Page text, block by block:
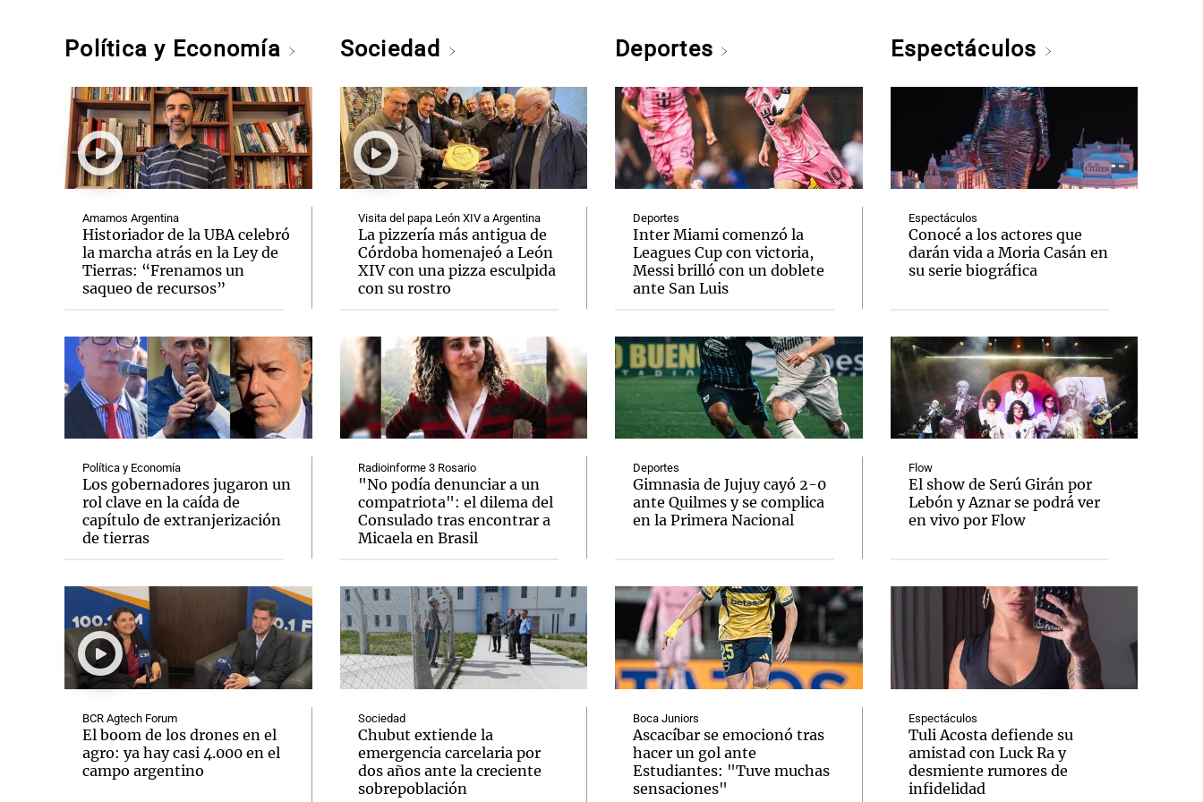
Política y Economía
Amamos Argentina
Historiador de la UBA celebró
la marcha atrás en la Ley de
Tierras: “Frenamos un
saqueo de recursos”
Política y Economía
Los gobernadores jugaron un
rol clave en la caída de
capítulo de extranjerización
de tierras
BCR Agtech Forum
El boom de los drones en el
agro: ya hay casi 4.000 en el
campo argentino
Sociedad
Visita del papa León XIV a Argentina
La pizzería más antigua de
Córdoba homenajeó a León
XIV con una pizza esculpida
con su rostro
Radioinforme 3 Rosario
"No podía denunciar a un
compatriota": el dilema del
Consulado tras encontrar a
Micaela en Brasil
Sociedad
Chubut extiende la
emergencia carcelaria por
dos años ante la creciente
sobrepoblación
Deportes
Deportes
Inter Miami comenzó la
Leagues Cup con victoria,
Messi brilló con un doblete
ante San Luis
Deportes
Gimnasia de Jujuy cayó 2-0
ante Quilmes y se complica
en la Primera Nacional
Boca Juniors
Ascacíbar se emocionó tras
hacer un gol ante
Estudiantes: "Tuve muchas
sensaciones"
Espectáculos
Espectáculos
Conocé a los actores que
darán vida a Moria Casán en
su serie biográfica
Flow
El show de Serú Girán por
Lebón y Aznar se podrá ver
en vivo por Flow
Espectáculos
Tuli Acosta defiende su
amistad con Luck Ra y
desmiente rumores de
infidelidad
Notas Notas
El huracán de Arequito
Notas
Cadena 3 en Groenlandia
Notas